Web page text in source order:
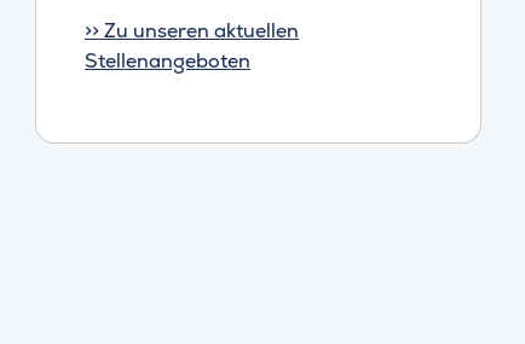
>> Zu unseren aktuellen
Stellenangeboten